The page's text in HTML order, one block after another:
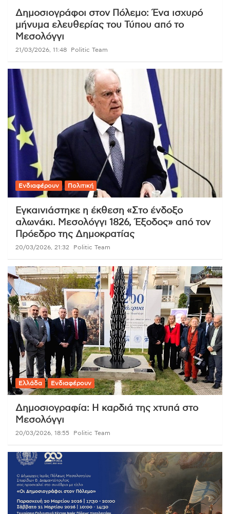
Δημοσιογράφοι στον Πόλεμο: Ένα ισχυρό
μήνυμα ελευθερίας του Τύπου από το
Μεσολόγγι
21/03/2026, 11:48 Politic Team
Ενδιαφέρουν Πολιτική
Εγκαινιάστηκε η έκθεση «Στο ένδοξο
αλωνάκι. Μεσολόγγι 1826, Έξοδος» από τον
Πρόεδρο της Δημοκρατίας
20/03/2026, 21:32 Politic Team
Ελλάδα Ενδιαφέρουν
Δημοσιογραφία: Η καρδιά της χτυπά στο
Μεσολόγγι
20/03/2026, 18:55 Politic Team